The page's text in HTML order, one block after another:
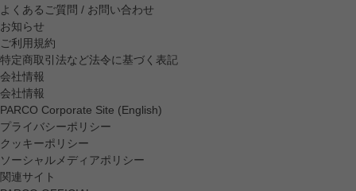
よくあるご質問 / お問い合わせ
お知らせ
ご利用規約
特定商取引法など法令に基づく表記
会社情報
会社情報
PARCO Corporate Site (English)
プライバシーポリシー
クッキーポリシー
ソーシャルメディアポリシー
関連サイト